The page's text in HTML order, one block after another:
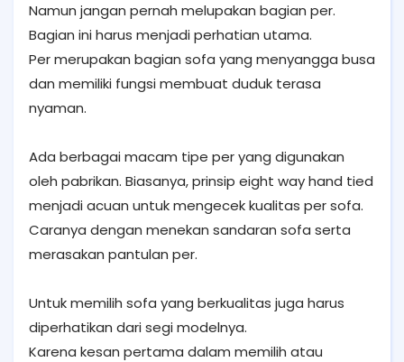
Namun jangan pernah melupakan bagian per.
Bagian ini harus menjadi perhatian utama.
Per merupakan bagian sofa yang menyangga busa
dan memiliki fungsi membuat duduk terasa
nyaman.
Ada berbagai macam tipe per yang digunakan
oleh pabrikan. Biasanya, prinsip eight way hand tied
menjadi acuan untuk mengecek kualitas per sofa.
Caranya dengan menekan sandaran sofa serta
merasakan pantulan per.
Untuk memilih sofa yang berkualitas juga harus
diperhatikan dari segi modelnya.
Karena kesan pertama dalam memilih atau